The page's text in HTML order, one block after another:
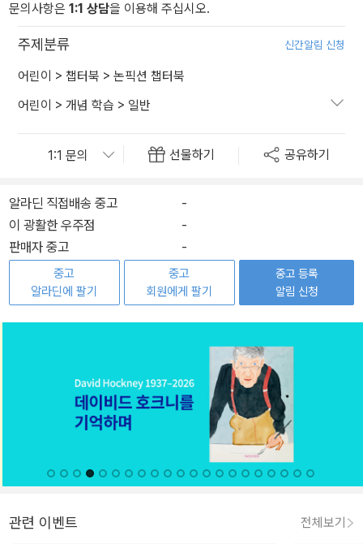
문의사항은 1:1 상담을 이용해 주십시오.
주제분류 신간알림 신청
어린이 > 챕터북 > 논픽션 챕터북
어린이 > 개념 학습 > 일반
선물하기 공유하기
알라딘 직접배송 중고
-
이 광활한 우주점
-
판매자 중고
-
중고
알라딘에 팔기
중고
회원에게 팔기
중고 등록
알림 신청
관련 이벤트 전체보기